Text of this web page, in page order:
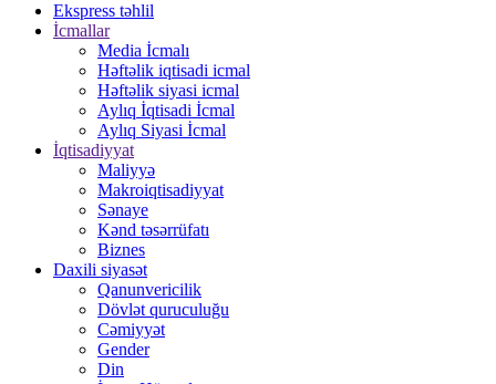
Ekspress təhlil
İcmallar
Media İcmalı
Həftəlik iqtisadi icmal
Həftəlik siyasi icmal
Aylıq İqtisadi İcmal
Aylıq Siyasi İcmal
İqtisadiyyat
Maliyyə
Makroiqtisadiyyat
Sənaye
Kənd təsərrüfatı
Biznes
Daxili siyasət
Qanunvericilik
Dövlət quruculuğu
Cəmiyyət
Gender
Din